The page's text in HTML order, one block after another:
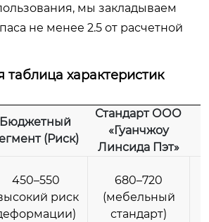
мы закладываем
не менее 2.5 от расчетной
таблица характеристик
Бюджетный
(Риск)
Стандарт ООО
«Гуанчжоу
Линсида Пэт»
450–550
риск
680–720
(мебельный
стандарт)